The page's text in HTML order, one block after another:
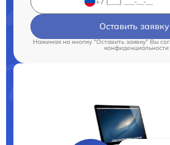
Оставить заявку
Нажимая на кнопку "Оставить заявку" Вы
конфиденциальности